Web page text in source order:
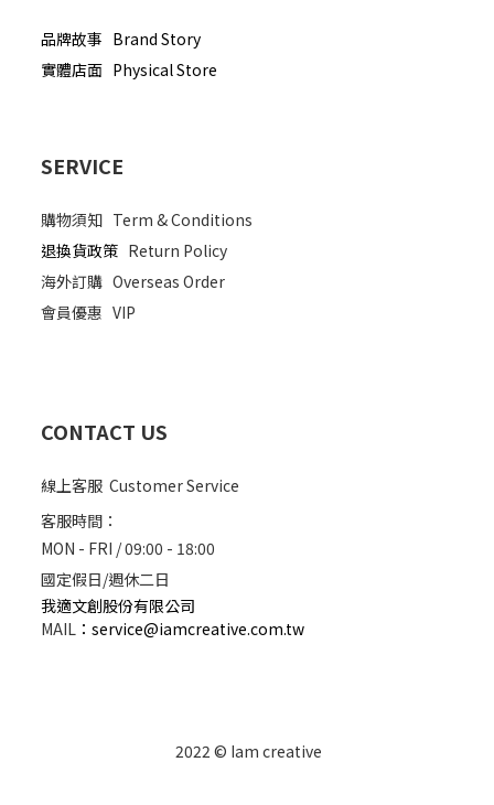
品牌故事 Brand Story
實體店面 Physical Store
SERVICE
購物須知 Term & Conditions
退換貨政策 Return Policy
海外訂購 Overseas Order
會員優惠 VIP
CONTACT US
線上客服 Customer Service
客服時間：
MON - FRI / 09:00 - 18:00
國定假日/週休二日
我適文創股份有限公司
MAIL ： service@iamcreative.com.tw
2022 © Iam creative